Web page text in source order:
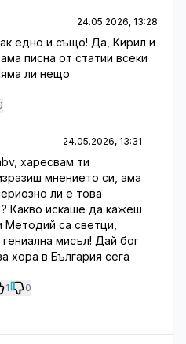
24.05.2026, 13:28
едно и също! Да, Кирил и
писна от статии всеки
ли нещо
24.05.2026, 13:31
харесвам ти
мнението си, ама
ли е това
Какво искаше да кажеш
Методий са светци,
мисъл! Дай бог
хора в България сега
1 0